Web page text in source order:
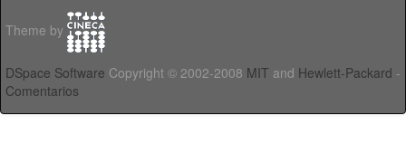
Theme by
DSpace Software Copyright © 2002-2008 MIT and Hewlett-Packard -
Comentarios